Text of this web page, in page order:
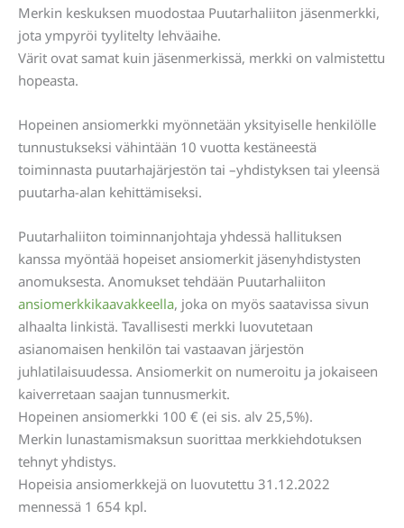
Merkin keskuksen muodostaa Puutarhaliiton jäsenmerkki,
jota ympyröi tyylitelty lehväaihe.
Värit ovat samat kuin jäsenmerkissä, merkki on valmistettu
hopeasta.
Hopeinen ansiomerkki myönnetään yksityiselle henkilölle
tunnustukseksi vähintään 10 vuotta kestäneestä
toiminnasta puutarhajärjestön tai –yhdistyksen tai yleensä
puutarha-alan kehittämiseksi.
Puutarhaliiton toiminnanjohtaja yhdessä hallituksen
kanssa myöntää hopeiset ansiomerkit jäsenyhdistysten
anomuksesta. Anomukset tehdään Puutarhaliiton
ansiomerkkikaavakkeella, joka on myös saatavissa sivun
alhaalta linkistä. Tavallisesti merkki luovutetaan
asianomaisen henkilön tai vastaavan järjestön
juhlatilaisuudessa. Ansiomerkit on numeroitu ja jokaiseen
kaiverretaan saajan tunnusmerkit.
Hopeinen ansiomerkki 100 € (ei sis. alv 25,5%).
Merkin lunastamismaksun suorittaa merkkiehdotuksen
tehnyt yhdistys.
Hopeisia ansiomerkkejä on luovutettu 31.12.2022
mennessä 1 654 kpl.